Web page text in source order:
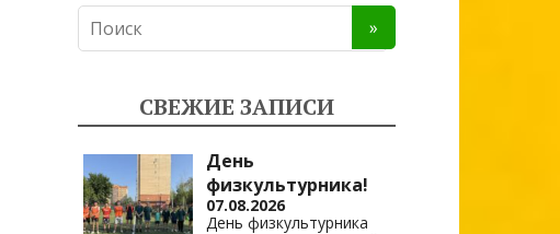
СВЕЖИЕ ЗАПИСИ
День
физкультурника!
07.08.2026
День физкультурника